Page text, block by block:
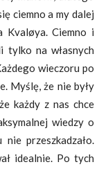
ciemno a my dalej
Kvaløya. Ciemno i
tylko na własnych
wieczoru po
Myślę, że nie były
każdy z nas chce
wiedzy o
przeszkadzało.
idealnie. Po tych